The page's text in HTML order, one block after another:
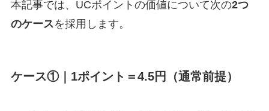
本記事では、UCポイントの価値について次の2つ
のケースを採用します。
ケース①｜1ポイント＝4.5円（通常前提）